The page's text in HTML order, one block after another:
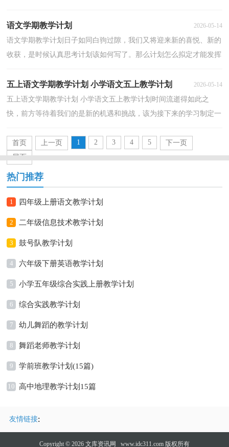
语文学期教学计划 2026-05-14
语文学期教学计划日子如同白驹过隙，我们又将迎来新的喜悦、新的
收获，是时候认真思考计划该如何写了。那么计划怎么拟定才能发挥
五上语文学期教学计划 小学语文五上教学计划 2026-05-14
五上语文学期教学计划 小学语文五上教学计划时间流逝得如此之
快，前方等待着我们的是新的机遇和挑战，该为接下来的学习制定一
首页
上一页 1 2 3 4 5
下一页
尾页
热门推荐
1 四年级上册语文教学计划
2 二年级信息技术教学计划
3 鼓号队教学计划
4 六年级下册英语教学计划
5 小学五年级综合实践上册教学计划
6 综合实践教学计划
7 幼儿舞蹈的教学计划
8 舞蹈老师教学计划
9 学前班教学计划(15篇)
10 高中地理教学计划15篇
友情链接:
Copyright © 2026 文库资讯网 www.idc311.com 版权所有